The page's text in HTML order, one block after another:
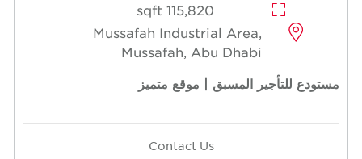
115,820 sqft
Mussafah Industrial Area,
Mussafah, Abu Dhabi
مستودع للتأجير المسبق | موقع متميز
Contact Us